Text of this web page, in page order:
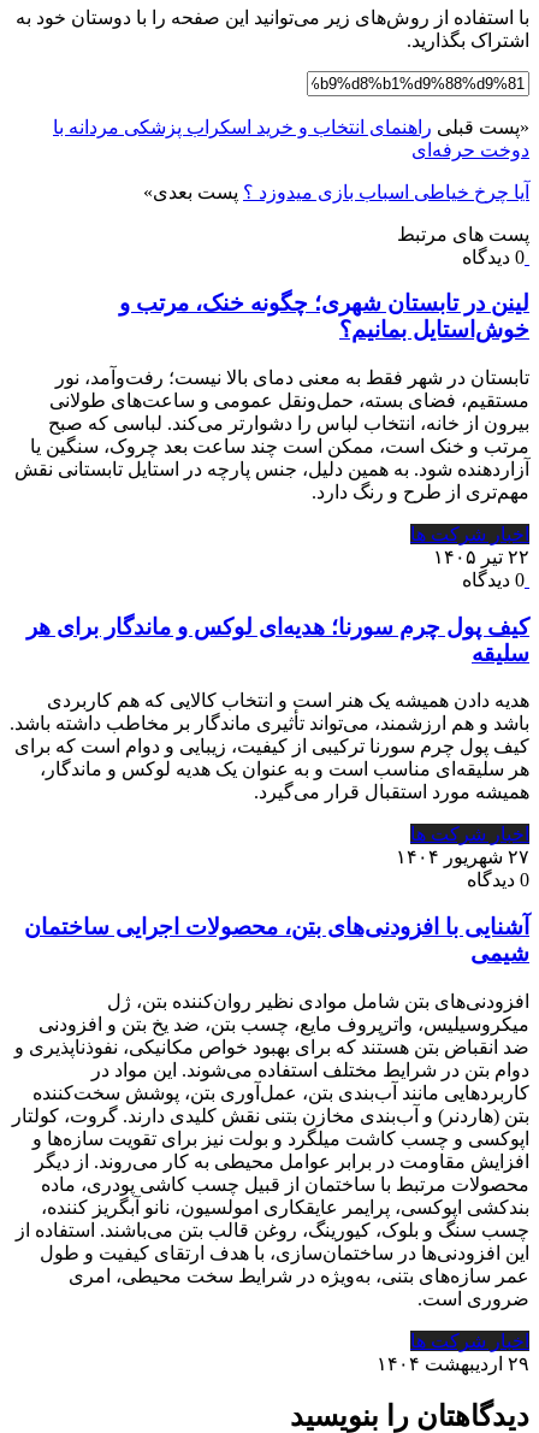
با استفاده از روش‌های زیر می‌توانید این صفحه را با دوستان خود به
اشتراک بگذارید.
«پست قبلی راهنمای انتخاب و خرید اسکراب پزشکی مردانه با
دوخت حرفه‌ای
آیا چرخ خیاطی اسباب بازی میدوزد ؟ پست بعدی»
پست های مرتبط
0 دیدگاه
لینن در تابستان شهری؛ چگونه خنک، مرتب و
خوش‌استایل بمانیم؟
تابستان در شهر فقط به معنی دمای بالا نیست؛ رفت‌وآمد، نور
مستقیم، فضای بسته، حمل‌ونقل عمومی و ساعت‌های طولانی
بیرون از خانه، انتخاب لباس را دشوارتر می‌کند. لباسی که صبح
مرتب و خنک است، ممکن است چند ساعت بعد چروک، سنگین یا
آزاردهنده شود. به همین دلیل، جنس پارچه در استایل تابستانی نقش
مهم‌تری از طرح و رنگ دارد.
اخبار شرکت ها
۲۲ تیر ۱۴۰۵
0 دیدگاه
کیف پول چرم سورنا؛ هدیه‌ای لوکس و ماندگار برای هر
سلیقه
هدیه دادن همیشه یک هنر است و انتخاب کالایی که هم کاربردی
باشد و هم ارزشمند، می‌تواند تأثیری ماندگار بر مخاطب داشته باشد.
کیف پول چرم سورنا ترکیبی از کیفیت، زیبایی و دوام است که برای
هر سلیقه‌ای مناسب است و به عنوان یک هدیه لوکس و ماندگار،
همیشه مورد استقبال قرار می‌گیرد.
اخبار شرکت ها
۲۷ شهریور ۱۴۰۴
0 دیدگاه
آشنایی با افزودنی‌های بتن، محصولات اجرایی ساختمان
شیمی
افزودنی‌های بتن شامل موادی نظیر روان‌کننده بتن، ژل
میکروسیلیس، واترپروف مایع، چسب بتن، ضد یخ بتن و افزودنی
ضد انقباض بتن هستند که برای بهبود خواص مکانیکی، نفوذناپذیری و
دوام بتن در شرایط مختلف استفاده می‌شوند. این مواد در
کاربردهایی مانند آب‌بندی بتن، عمل‌آوری بتن، پوشش سخت‌کننده
بتن (هاردنر) و آب‌بندی مخازن بتنی نقش کلیدی دارند. گروت، کولتار
اپوکسی و چسب کاشت میلگرد و بولت نیز برای تقویت سازه‌ها و
افزایش مقاومت در برابر عوامل محیطی به کار می‌روند. از دیگر
محصولات مرتبط با ساختمان از قبیل چسب کاشی پودری، ماده
بندکشی اپوکسی، پرایمر عایقکاری امولسیون، نانو آبگریز کننده،
چسب سنگ و بلوک، کیورینگ، روغن قالب بتن می‌باشند. استفاده از
این افزودنی‌ها در ساختمان‌سازی، با هدف ارتقای کیفیت و طول
عمر سازه‌های بتنی، به‌ویژه در شرایط سخت محیطی، امری
ضروری است.
اخبار شرکت ها
۲۹ اردیبهشت ۱۴۰۴
دیدگاهتان را بنویسید